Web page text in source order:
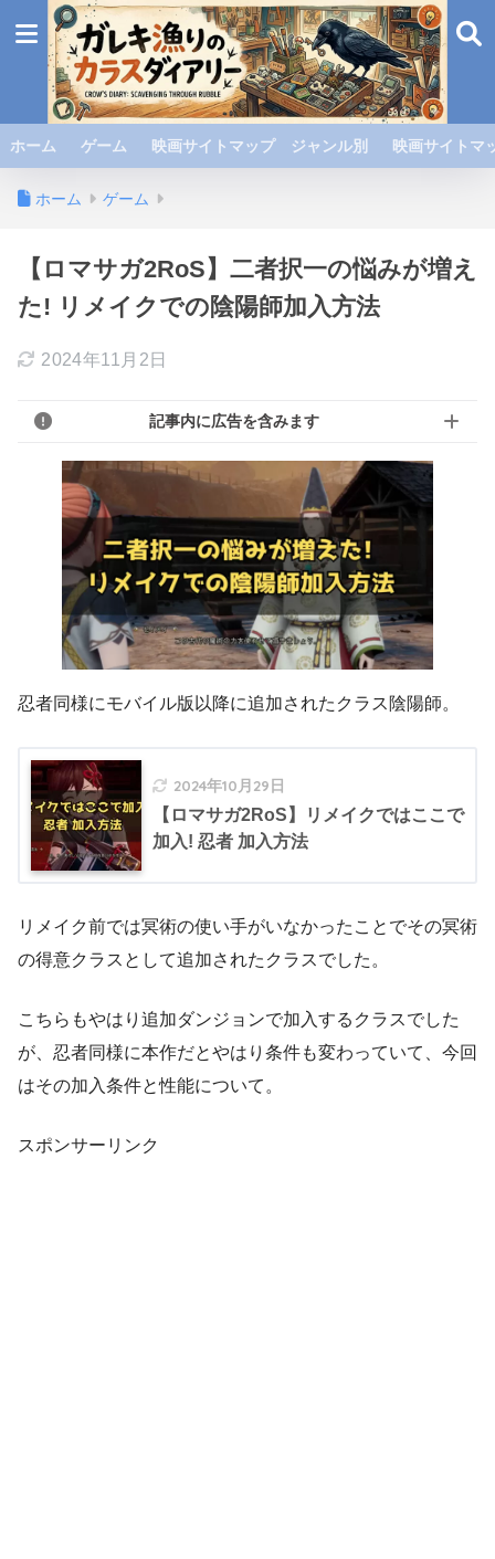
ホーム ゲーム 映画サイトマップ ジャンル別 映画サイト
ホーム ゲーム
【ロマサガ2RoS】二者択一の悩みが増え
た! リメイクでの陰陽師加入方法
2024年11月2日
記事内に広告を含みます
忍者同様にモバイル版以降に追加されたクラス陰陽師。
2024年10月29日
【ロマサガ2RoS】リメイクではここで
加入! 忍者 加入方法
リメイク前では冥術の使い手がいなかったことでその冥術
の得意クラスとして追加されたクラスでした。
こちらもやはり追加ダンジョンで加入するクラスでした
が、忍者同様に本作だとやはり条件も変わっていて、今回
はその加入条件と性能について。
スポンサーリンク